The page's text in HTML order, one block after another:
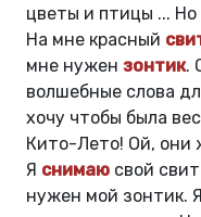
цветы и птицы ... Но
На мне красный
мне нужен зонтик.
волшебные слова
хочу чтобы была
Кито-Лето! Ой, они
Я снимаю свой
нужен мой зонтик. Я